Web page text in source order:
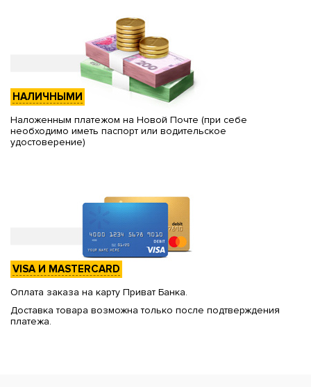
НАЛИЧНЫМИ
Наложенным платежом на Новой Почте (при себе
необходимо иметь паспорт или водительское
удостоверение)
VISA И MASTERCARD
Оплата заказа на карту Приват Банка.
Доставка товара возможна только после подтверждения
платежа.